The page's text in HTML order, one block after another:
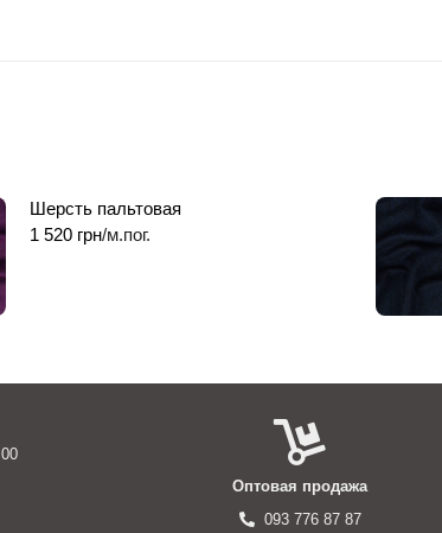
Шерсть пальтовая
1 520 грн/м.пог.
Оптовая продажа
093 776 87 87